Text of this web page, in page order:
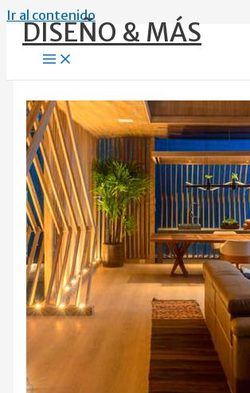
Ir al contenido
DISEÑO & MÁS